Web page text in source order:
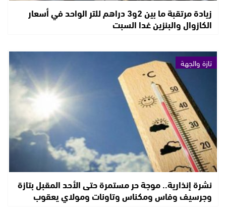
زيادة مرتقبة ما بين 2و3 دراهم للتر الواحد في أسعار
الكازوال والبنزين غدا السبت
تازة والجهة
نشرة إنذارية.. موجة حر مستمرة حتى الأحد المقبل بتازة
وجرسيف وفاس ومكناس وتاونات ومولاي يعقوب